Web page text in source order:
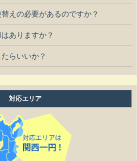
えの必要があるのですか？
ありますか？
らいいか？
相談などがある場合はどうすれば
大丈夫ですか？
っていますか？
何時までですか？
対応エリア